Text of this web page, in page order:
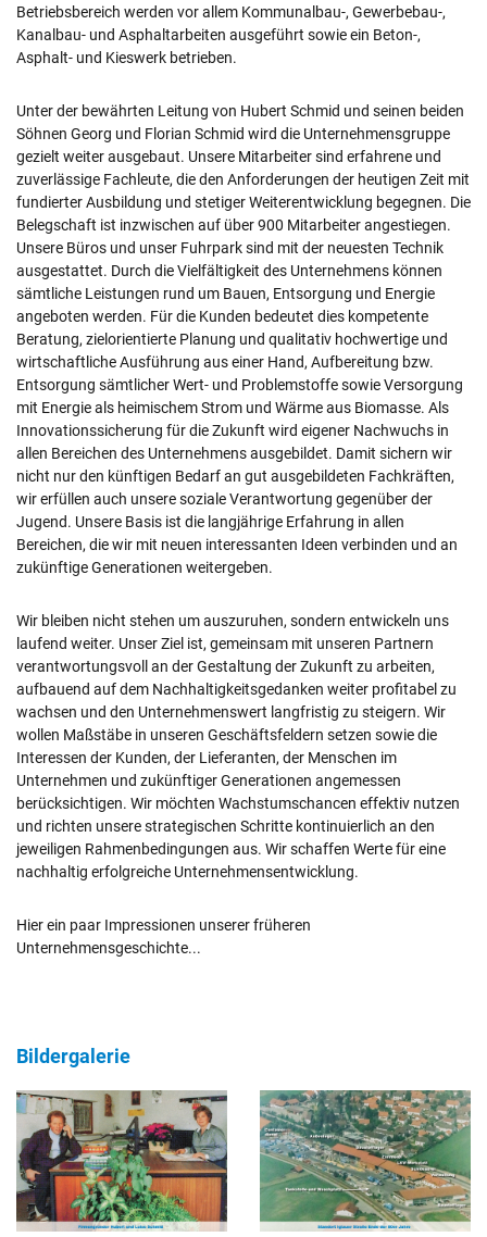
Betriebsbereich werden vor allem Kommunalbau-, Gewerbebau-,
Kanalbau- und Asphaltarbeiten ausgeführt sowie ein Beton-,
Asphalt- und Kieswerk betrieben.
Unter der bewährten Leitung von Hubert Schmid und seinen beiden
Söhnen Georg und Florian Schmid wird die Unternehmensgruppe
gezielt weiter ausgebaut. Unsere Mitarbeiter sind erfahrene und
zuverlässige Fachleute, die den Anforderungen der heutigen Zeit mit
fundierter Ausbildung und stetiger Weiterentwicklung begegnen. Die
Belegschaft ist inzwischen auf über 900 Mitarbeiter angestiegen.
Unsere Büros und unser Fuhrpark sind mit der neuesten Technik
ausgestattet. Durch die Vielfältigkeit des Unternehmens können
sämtliche Leistungen rund um Bauen, Entsorgung und Energie
angeboten werden. Für die Kunden bedeutet dies kompetente
Beratung, zielorientierte Planung und qualitativ hochwertige und
wirtschaftliche Ausführung aus einer Hand, Aufbereitung bzw.
Entsorgung sämtlicher Wert- und Problemstoffe sowie Versorgung
mit Energie als heimischem Strom und Wärme aus Biomasse. Als
Innovationssicherung für die Zukunft wird eigener Nachwuchs in
allen Bereichen des Unternehmens ausgebildet. Damit sichern wir
nicht nur den künftigen Bedarf an gut ausgebildeten Fachkräften,
wir erfüllen auch unsere soziale Verantwortung gegenüber der
Jugend. Unsere Basis ist die langjährige Erfahrung in allen
Bereichen, die wir mit neuen interessanten Ideen verbinden und an
zukünftige Generationen weitergeben.
Wir bleiben nicht stehen um auszuruhen, sondern entwickeln uns
laufend weiter. Unser Ziel ist, gemeinsam mit unseren Partnern
verantwortungsvoll an der Gestaltung der Zukunft zu arbeiten,
aufbauend auf dem Nachhaltigkeitsgedanken weiter profitabel zu
wachsen und den Unternehmenswert langfristig zu steigern. Wir
wollen Maßstäbe in unseren Geschäftsfeldern setzen sowie die
Interessen der Kunden, der Lieferanten, der Menschen im
Unternehmen und zukünftiger Generationen angemessen
berücksichtigen. Wir möchten Wachstumschancen effektiv nutzen
und richten unsere strategischen Schritte kontinuierlich an den
jeweiligen Rahmenbedingungen aus. Wir schaffen Werte für eine
nachhaltig erfolgreiche Unternehmensentwicklung.
Hier ein paar Impressionen unserer früheren
Unternehmensgeschichte...
Bildergalerie